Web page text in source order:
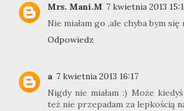
Mrs. Mani.M 7 kwietnia 2013
Nie miałam go ,ale chyba bym się
Odpowiedz
a 7 kwietnia 2013 16:17
Nigdy nie miałam :) Może
też nie przepadam za lepkością